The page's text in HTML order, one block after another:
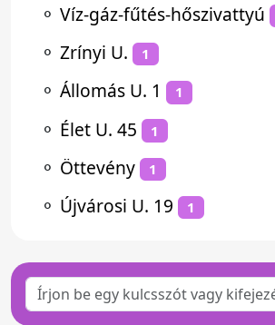
⚬ Víz-gáz-fűtés-hőszivattyú
⚬ Zrínyi U. 1
⚬ Állomás U. 1 1
⚬ Élet U. 45 1
⚬ Öttevény 1
⚬ Újvárosi U. 19 1